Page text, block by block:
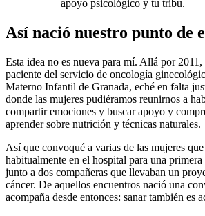
apoyo psicológico y tu tribu.
Así nació nuestro punto de
Esta idea no es nueva para mí. Allá por
paciente del servicio de oncología
Materno Infantil de Granada, eché en falta
donde las mujeres pudiéramos reunirnos a
compartir emociones y buscar apoyo y
aprender sobre nutrición y técnicas naturales.
Así que convoqué a varias de las mujeres
habitualmente en el hospital para una primera
junto a dos compañeras que llevaban un
cáncer. De aquellos encuentros nació una
acompaña desde entonces: sanar también es